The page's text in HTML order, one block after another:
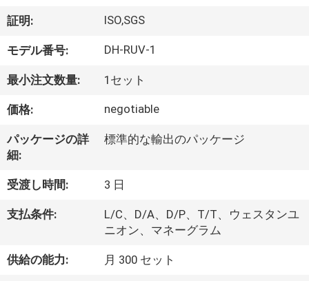
達
に
つ
て
旅
行
証明: ISO,SGS
モデル番号: DH-RUV-1
最小注文数量: 1セット
価格: negotiable
パッケージの詳
細:
標準的な輸出のパッケージ
受渡し時間: 3 日
支払条件:
L/C、D/A、D/P、T/T、ウェスタンユ
ニオン、マネーグラム
供給の能力: 月 300 セット